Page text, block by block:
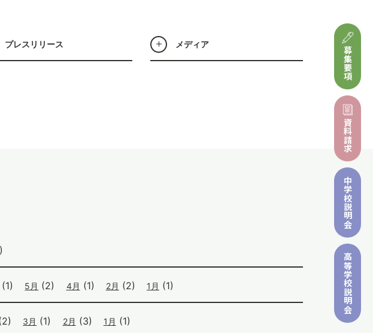
募集要項
資料請求
中学校
説明会
高等学校
説明会
プレスリリース メディア
(1) 5月 (2) 4月 (1) 2月 (2) 1月 (1)
3月 (1) 2月 (3) 1月 (1)